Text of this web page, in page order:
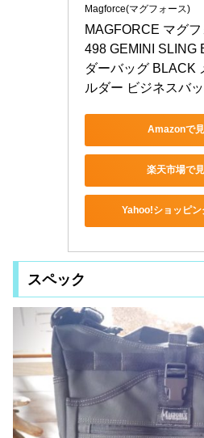
Magforce(マグフォース)
MAGFORCE マグ
498 GEMINI SLING
ダーバッグ BLACK
ルダー ビジネスバ
Amazonで
楽天市場で
Yahoo!ショッピン
スペック